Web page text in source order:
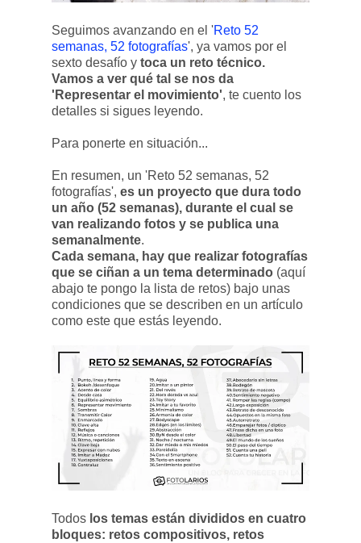
Seguimos avanzando en el 'Reto 52
semanas, 52 fotografías', ya vamos por el
sexto desafío y toca un reto técnico.
Vamos a ver qué tal se nos da
'Representar el movimiento', te cuento los
detalles si sigues leyendo.
Para ponerte en situación...
En resumen, un 'Reto 52 semanas, 52
fotografías', es un proyecto que dura todo
un año (52 semanas), durante el cual se
van realizando fotos y se publica una
semanalmente.
Cada semana, hay que realizar fotografías
que se ciñan a un tema determinado (aquí
abajo te pongo la lista de retos) bajo unas
condiciones que se describen en un artículo
como este que estás leyendo.
Todos los temas están divididos en cuatro
bloques: retos compositivos, retos